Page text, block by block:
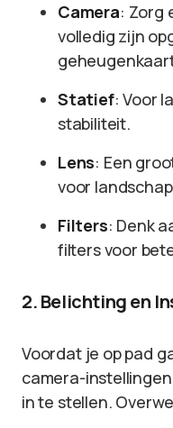
Camera: Zorg
volledig zijn
Statief: Voor
stabiliteit.
Lens: Een
voor
Filters: Denk
filters voor
2. Belichting en
Voordat je op pad
camera-
in te stellen.